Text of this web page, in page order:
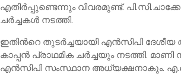
എതിർപ്പുണ്ടെന്നും വിവരമുണ്ട്.
ചര്‍ച്ചകള്‍ നടത്തി.
ഇതിന്‍റെ തുടര്‍ച്ചയായി എൻസിപി
കാപ്പൻ പ്രാഥമിക ചർച്ചയും നടത്തി.
എൻസിപി സംസ്ഥാന അധ്യക്ഷനാകും.